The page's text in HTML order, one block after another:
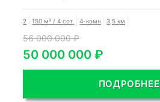
2 150 м² / 4 сот. 4-комн 3,5 км
56 000 000 ₽
50 000 000 ₽
ПОДРОБНЕЕ